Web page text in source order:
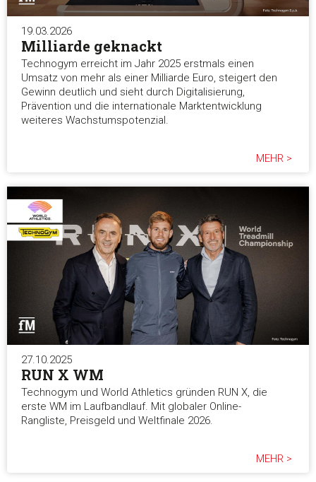
19.03.2026
Milliarde geknackt
Technogym erreicht im Jahr 2025 erstmals einen
Umsatz von mehr als einer Milliarde Euro, steigert den
Gewinn deutlich und sieht durch Digitalisierung,
Prävention und die internationale Marktentwicklung
weiteres Wachstumspotenzial.
MEHR >
27.10.2025
RUN X WM
Technogym und World Athletics gründen RUN X, die
erste WM im Laufbandlauf. Mit globaler Online-
Rangliste, Preisgeld und Weltfinale 2026.
MEHR >